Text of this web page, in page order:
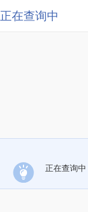
正在查询中
正在查询